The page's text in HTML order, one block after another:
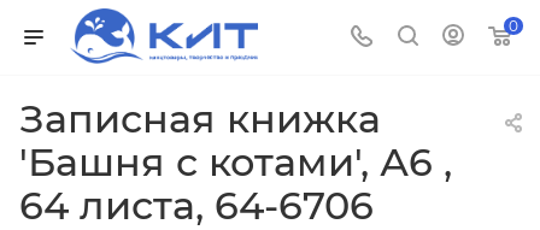
0
Записная книжка
'Башня с котами', А6 ,
64 листа, 64-6706